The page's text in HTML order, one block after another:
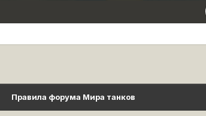
Правила форума Мира танков